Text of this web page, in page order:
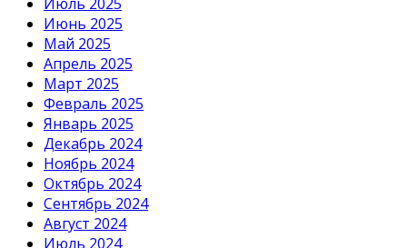
Июль 2025
Июнь 2025
Май 2025
Апрель 2025
Март 2025
Февраль 2025
Январь 2025
Декабрь 2024
Ноябрь 2024
Октябрь 2024
Сентябрь 2024
Август 2024
Июль 2024